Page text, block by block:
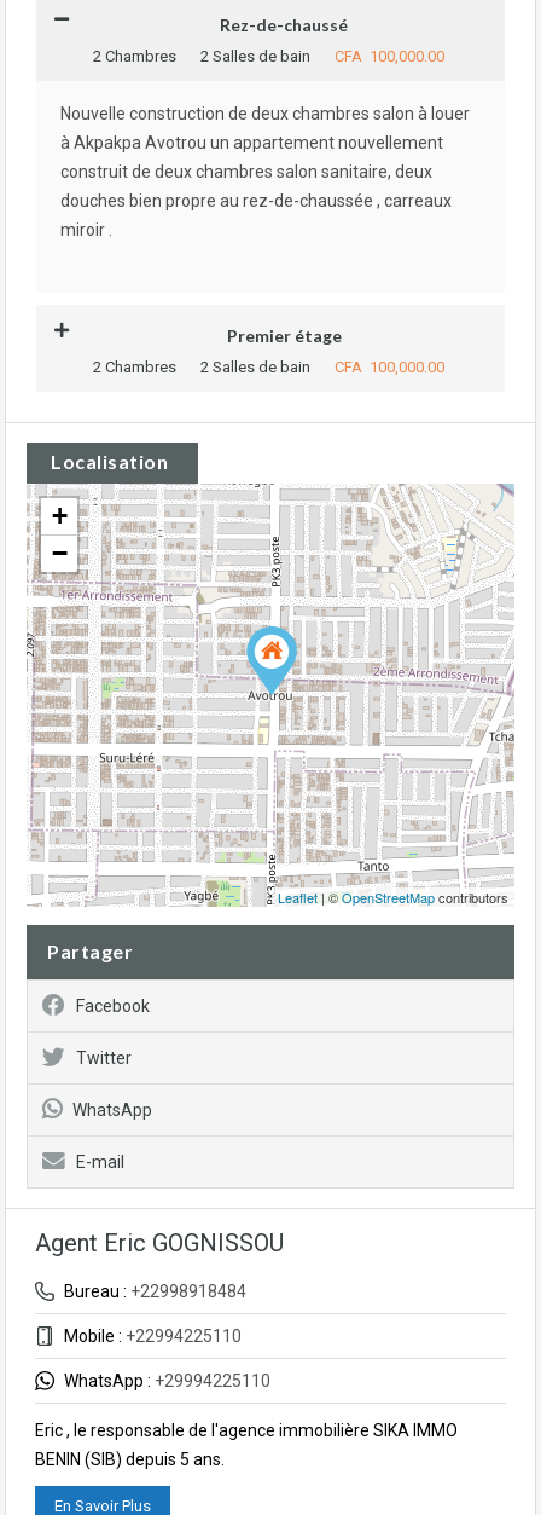
Rez-de-chaussé
2 Chambres 2 Salles de bain CFA 100,000.00
Nouvelle construction de deux chambres salon à louer
à Akpakpa Avotrou un appartement nouvellement
construit de deux chambres salon sanitaire, deux
douches bien propre au rez-de-chaussée , carreaux
miroir .
Premier étage
2 Chambres 2 Salles de bain CFA 100,000.00
Localisation
+
−
Leaflet| ©OpenStreetMapcontributors
Partager
Facebook
Twitter
WhatsApp
E-mail
Agent Eric GOGNISSOU
Bureau : +22998918484
Mobile : +22994225110
WhatsApp : +29994225110
Eric , le responsable de l'agence immobilière SIKA IMMO
BENIN (SIB) depuis 5 ans.
En Savoir Plus